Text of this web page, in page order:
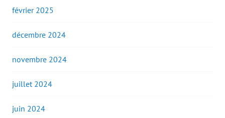
février 2025
décembre 2024
novembre 2024
juillet 2024
juin 2024